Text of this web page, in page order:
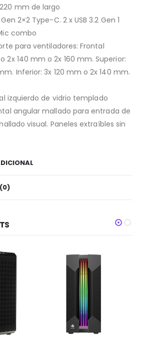
mm de largo
2×2 Type-C. 2 x USB 3.2 Gen 1
combo
para ventiladores: Frontal
2x 140 mm o 2x 160 mm. Superior:
Inferior: 3x 120 mm o 2x 140 mm.
izquierdo de vidrio templado
angular mallado para entrada de
visual. Paneles extraíbles sin